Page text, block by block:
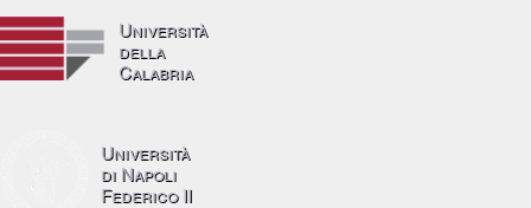
Università
della
Calabria
Università
di Napoli
Federico II